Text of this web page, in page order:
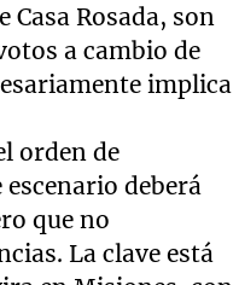
Casa Rosada, son
a cambio de
implica
orden de
escenario deberá
que no
La clave está